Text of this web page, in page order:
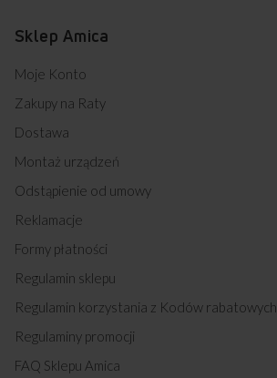
Sklep Amica
Moje Konto
Zakupy na Raty
Dostawa
Montaż urządzeń
Odstąpienie od umowy
Reklamacje
Formy płatności
Regulamin sklepu
Regulamin korzystania z Kodów rabatowych
Regulaminy promocji
FAQ Sklepu Amica